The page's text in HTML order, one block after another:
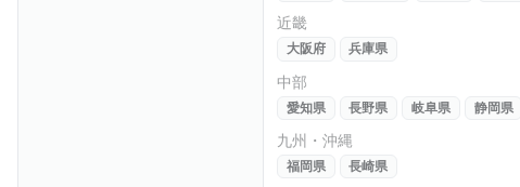
近畿
大阪府 兵庫県
中部
愛知県 長野県 岐阜県 静岡県
九州・沖縄
福岡県 長崎県